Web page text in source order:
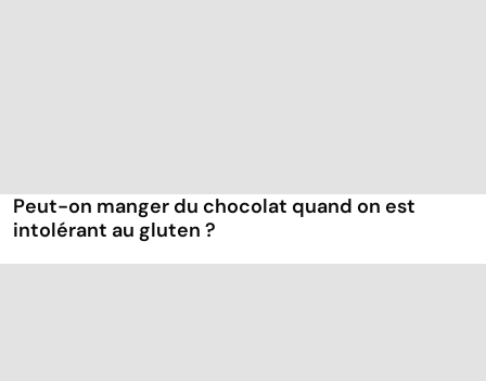
Peut-on manger du chocolat quand on est
intolérant au gluten ?